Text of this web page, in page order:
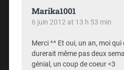
Marika1001
6 juin 2012 at 13 h 53 min
Merci ^^ Et oui, un an, moi
durerait même pas deux
génial, un coup de coeur <3